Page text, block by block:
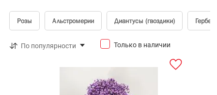
Розы Альстромерии Диантусы (гвоздики)
По популярности Только в наличии